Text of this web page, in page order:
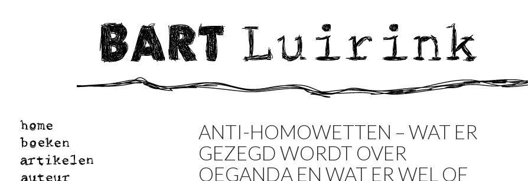
ANTI-HOMOWETTEN – WAT ER
GEZEGD WORDT OVER
OEGANDA EN WAT ER WEL OF